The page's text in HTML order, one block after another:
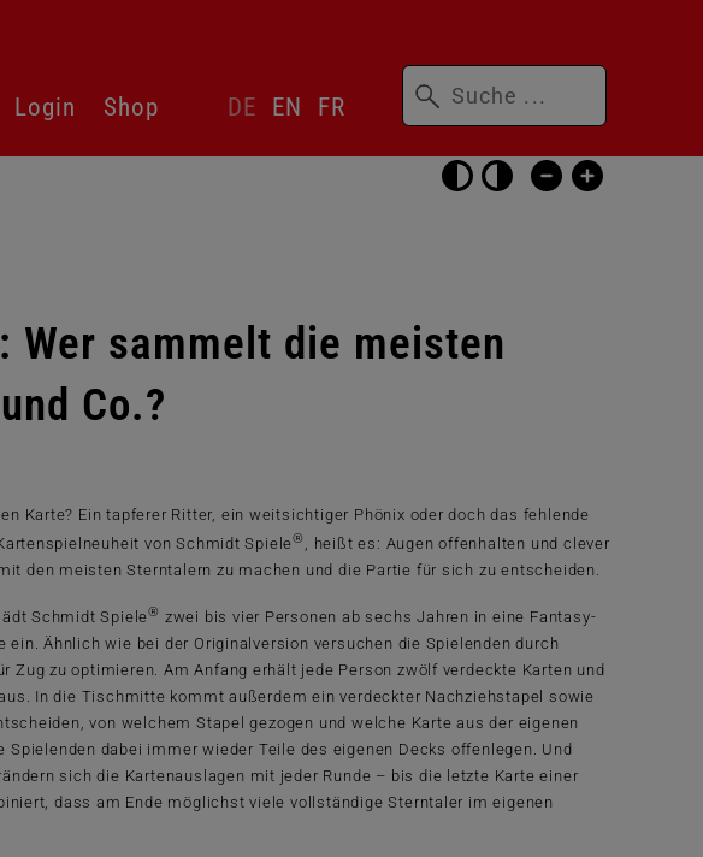
Barrierefrei-
Einstellungen
überspringen
Login Shop
überspringen
DE EN FR
Suchbegriffe
Wer sammelt die meisten
Co.?
Karte? Ein tapferer Ritter, ein weitsichtiger Phönix oder doch das fehlende
von Schmidt Spiele® , heißt es: Augen offenhalten und clever
den meisten Sterntalern zu machen und die Partie für sich zu entscheiden.
Schmidt Spiele® zwei bis vier Personen ab sechs Jahren in eine Fantasy-
Ähnlich wie bei der Originalversion versuchen die Spielenden durch
Zug zu optimieren. Am Anfang erhält jede Person zwölf verdeckte Karten und
In die Tischmitte kommt außerdem ein verdeckter Nachziehstapel sowie
von welchem Stapel gezogen und welche Karte aus der eigenen
dabei immer wieder Teile des eigenen Decks offenlegen. Und
sich die Kartenauslagen mit jeder Runde – bis die letzte Karte einer
dass am Ende möglichst viele vollständige Sterntaler im eigenen